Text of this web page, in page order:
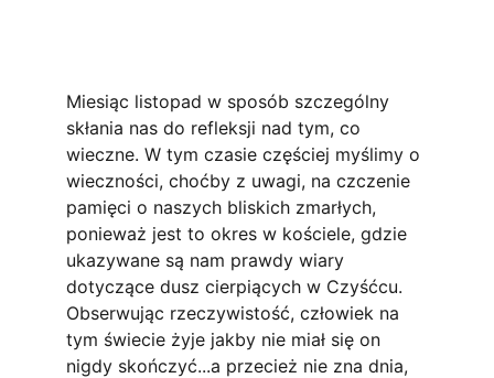
Miesiąc listopad w sposób szczególny
skłania nas do refleksji nad tym, co
wieczne. W tym czasie częściej myślimy o
wieczności, choćby z uwagi, na czczenie
pamięci o naszych bliskich zmarłych,
ponieważ jest to okres w kościele, gdzie
ukazywane są nam prawdy wiary
dotyczące dusz cierpiących w Czyśćcu.
Obserwując rzeczywistość, człowiek na
tym świecie żyje jakby nie miał się on
nigdy skończyć...a przecież nie zna dnia,